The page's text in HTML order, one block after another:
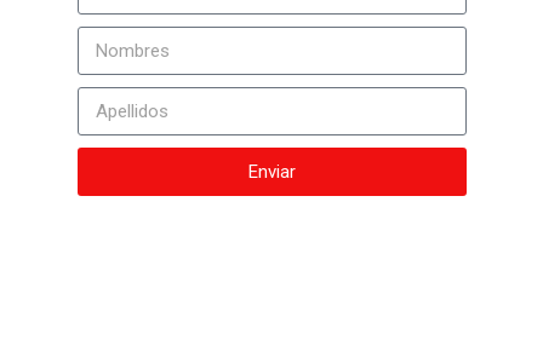
Enviar